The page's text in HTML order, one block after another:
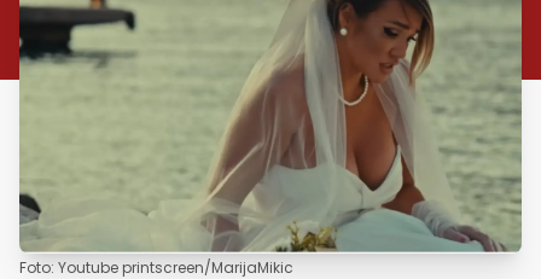
Foto: Youtube printscreen/MarijaMikic